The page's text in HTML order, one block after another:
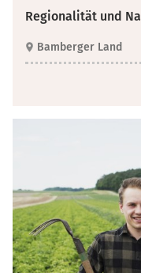
Regionalität und
Bamberger Land